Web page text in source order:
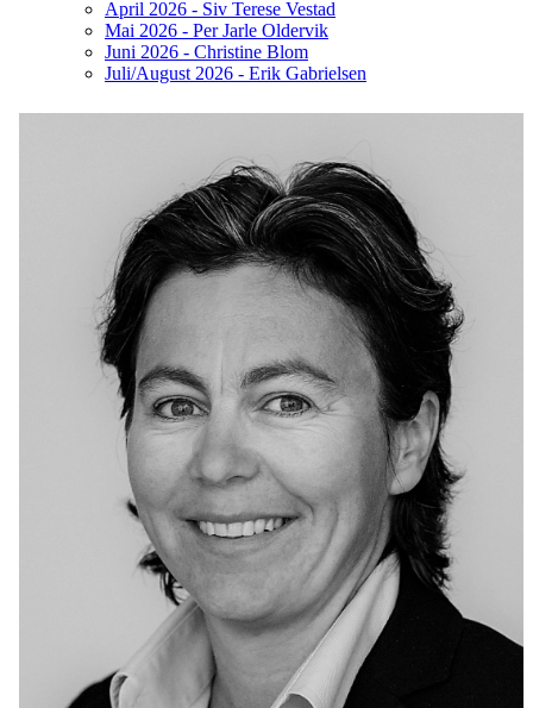
April 2026 - Siv Terese Vestad
Mai 2026 - Per Jarle Oldervik
Juni 2026 - Christine Blom
Juli/August 2026 - Erik Gabrielsen